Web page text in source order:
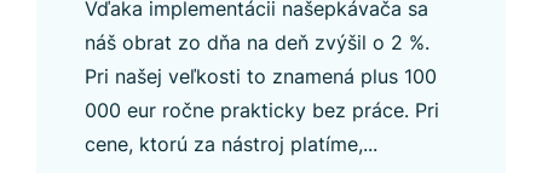
Vďaka implementácii našepkávača sa
náš obrat zo dňa na deň zvýšil o 2 %.
Pri našej veľkosti to znamená plus 100
000 eur ročne prakticky bez práce. Pri
cene, ktorú za nástroj platíme,...